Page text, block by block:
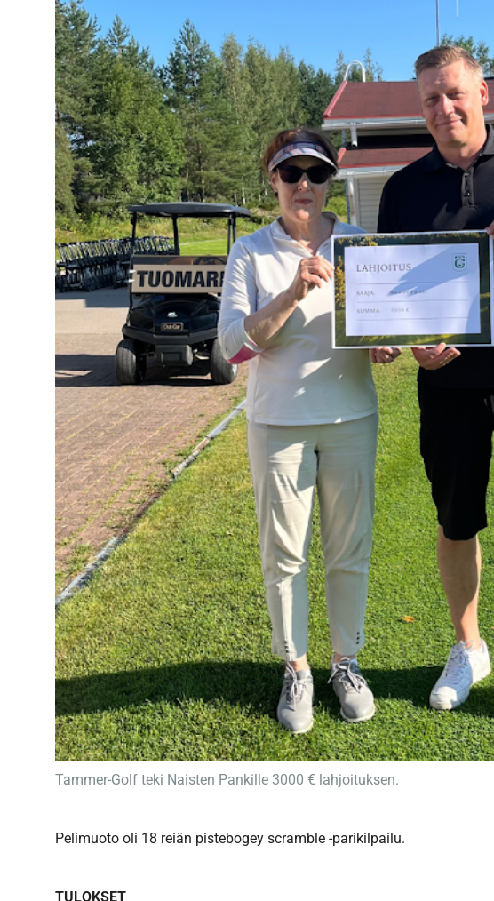
Tammer-Golf teki Naisten Pankille 3000 € lahjoituksen.
Pelimuoto oli 18 reiän pistebogey scramble -parikilpailu.
TULOKSET